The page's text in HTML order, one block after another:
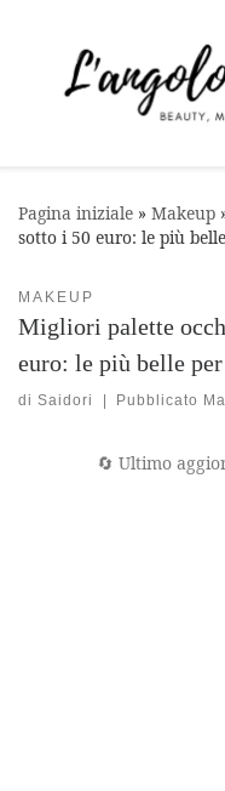
Pagina iniziale » Makeup
sotto i 50 euro: le più
MAKEUP
Migliori palette
euro: le più belle
di Saidori | Pubblicato
🔄 Ultimo